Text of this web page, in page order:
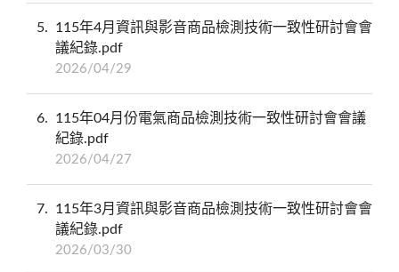
5
115年4月資訊與影音商品檢測技術一致性研討會會
議紀錄.pdf
2026/04/29
6
115年04月份電氣商品檢測技術一致性研討會會議
紀錄.pdf
2026/04/27
7
115年3月資訊與影音商品檢測技術一致性研討會會
議紀錄.pdf
2026/03/30